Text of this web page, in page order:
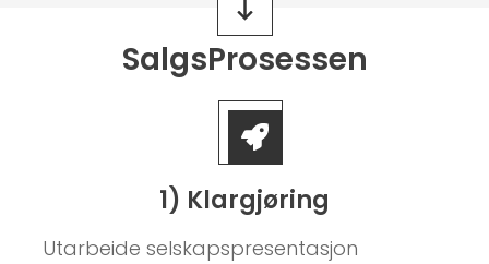
SalgsProsessen
1) Klargjøring
Utarbeide selskapspresentasjon